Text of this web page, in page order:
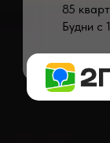
85
Будни с
* - время ремонта